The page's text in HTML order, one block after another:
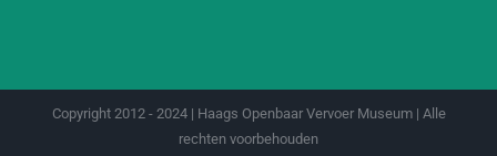
Copyright 2012 - 2024 | Haags Openbaar Vervoer Museum | Alle
rechten voorbehouden